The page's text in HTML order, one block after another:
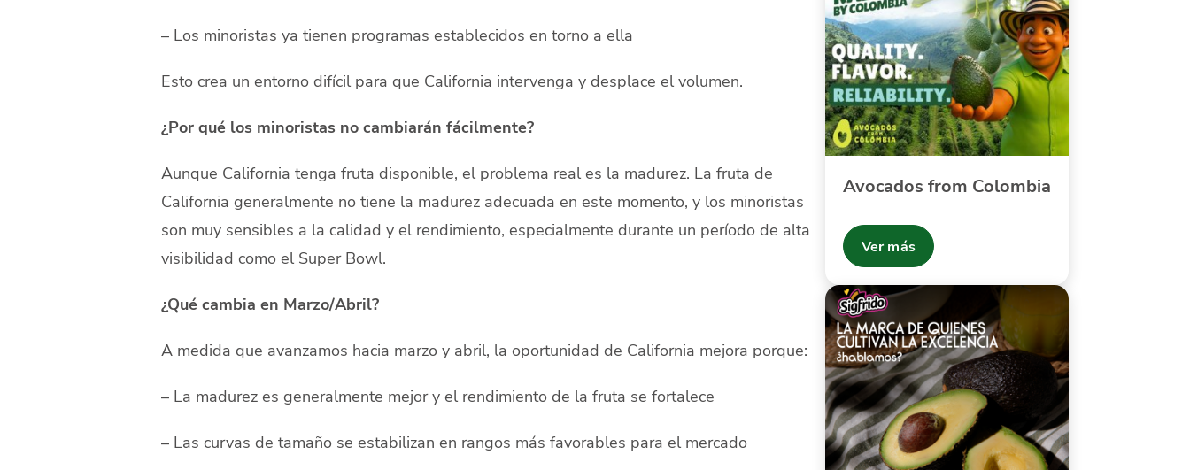
– Los minoristas ya tienen programas establecidos en torno a ella
Esto crea un entorno difícil para que California intervenga y desplace el volumen.
¿Por qué los minoristas no cambiarán fácilmente?
Aunque California tenga fruta disponible, el problema real es la madurez. La fruta de
California generalmente no tiene la madurez adecuada en este momento, y los minoristas
son muy sensibles a la calidad y el rendimiento, especialmente durante un período de alta
visibilidad como el Super Bowl.
¿Qué cambia en Marzo/Abril?
A medida que avanzamos hacia marzo y abril, la oportunidad de California mejora porque:
– La madurez es generalmente mejor y el rendimiento de la fruta se fortalece
– Las curvas de tamaño se estabilizan en rangos más favorables para el mercado
Avocados from Colombia
Ver más